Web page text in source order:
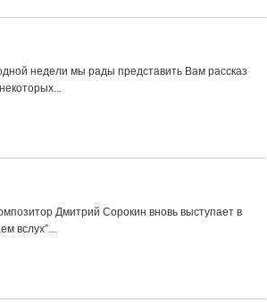
недели мы рады представить Вам рассказ
Дмитрий Сорокин вновь выступает в
вслух”...